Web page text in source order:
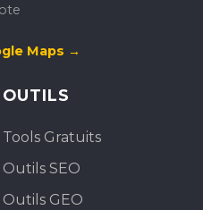
Maps →
OUTILS
Tools Gratuits
Outils SEO
Outils GEO